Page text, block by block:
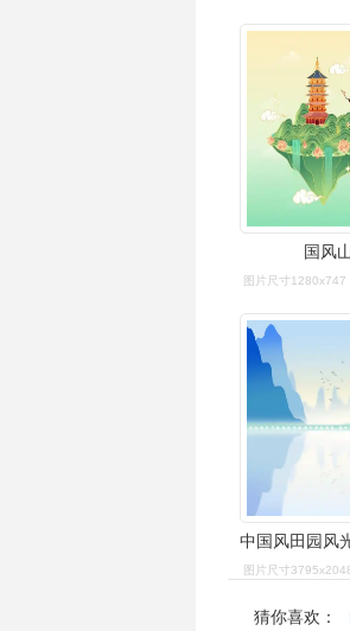
国风
图片尺寸1280x747
图片尺寸
猜你喜欢：